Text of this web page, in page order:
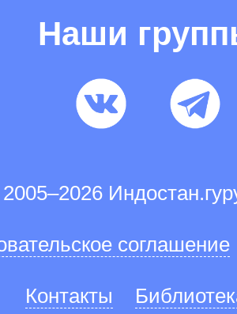
Наши
соглашение
Контакты